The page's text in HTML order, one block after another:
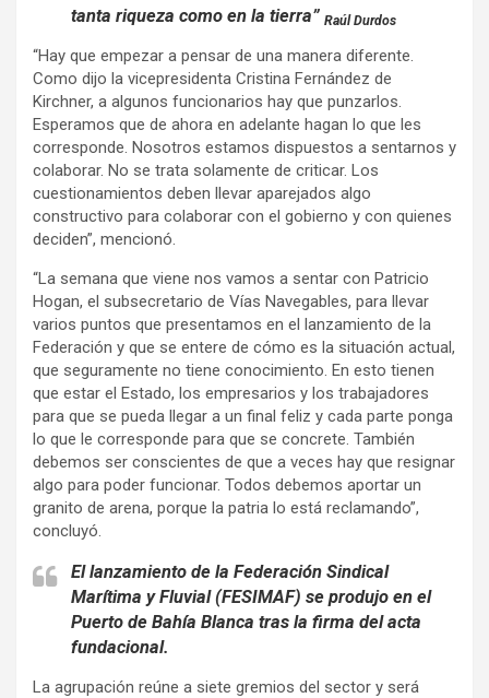
tanta riqueza como en la tierra” Raúl Durdos
“Hay que empezar a pensar de una manera diferente.
Como dijo la vicepresidenta Cristina Fernández de
Kirchner, a algunos funcionarios hay que punzarlos.
Esperamos que de ahora en adelante hagan lo que les
corresponde. Nosotros estamos dispuestos a sentarnos y
colaborar. No se trata solamente de criticar. Los
cuestionamientos deben llevar aparejados algo
constructivo para colaborar con el gobierno y con quienes
deciden”, mencionó.
“La semana que viene nos vamos a sentar con Patricio
Hogan, el subsecretario de Vías Navegables, para llevar
varios puntos que presentamos en el lanzamiento de la
Federación y que se entere de cómo es la situación actual,
que seguramente no tiene conocimiento. En esto tienen
que estar el Estado, los empresarios y los trabajadores
para que se pueda llegar a un final feliz y cada parte ponga
lo que le corresponde para que se concrete. También
debemos ser conscientes de que a veces hay que resignar
algo para poder funcionar. Todos debemos aportar un
granito de arena, porque la patria lo está reclamando”,
concluyó.
El lanzamiento de la Federación Sindical
Marítima y Fluvial (FESIMAF) se produjo en el
Puerto de Bahía Blanca tras la firma del acta
fundacional.
La agrupación reúne a siete gremios del sector y será